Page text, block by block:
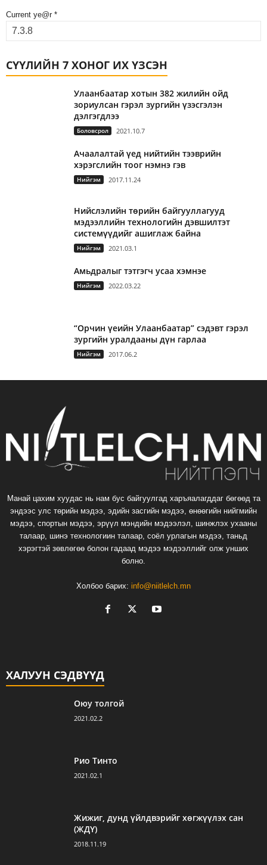
Current ye@r *
СҮҮЛИЙН 7 ХОНОГ ИХ ҮЗСЭН
Улаанбаатар хотын 382 жилийн ойд
зориулсан гэрэл зургийн үзэсгэлэн
дэлгэгдлээ
Боловсрол 2021.10.7
Ачаалалтай үед нийтийн тээврийн
хэрэгслийн тоог нэмнэ гэв
Нийгэм 2017.11.24
Нийслэлийн төрийн байгууллагууд
мэдээллийн технологийн дэвшилтэт
системүүдийг ашиглаж байна
Нийгэм 2021.03.1
Амьдралыг тэтгэгч усаа хэмнэе
Нийгэм 2022.03.22
“Орчин үеийн Улаанбаатар” сэдэвт гэрэл
зургийн уралдааны дүн гарлаа
Нийгэм 2017.06.2
Манай цахим хуудас нь нам бус байгуулгад харъяалагддаг бөгөөд та
эндээс улс төрийн мэдээ, эдийн засгийн мэдээ, өнөөгийн нийгмийн
мэдээ, спортын мэдээ, эрүүл мэндийн мэдээлэл, шинжлэх ухааны
талаар, шинэ технологиин талаар, соёл урлагын мэдээ, таньд
хэрэгтэй зөвлөгөө болон гадаад мэдээ мэдээллийг олж унших
болно.
Холбоо барих: info@niitlelch.mn
ХАЛУУН СЭДВҮҮД
Оюу толгой
2021.02.2
Рио Тинто
2021.02.1
Жижиг, дунд үйлдвэрийг хөгжүүлэх сан
(ЖДҮ)
2018.11.19